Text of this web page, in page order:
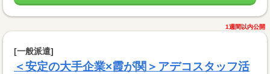
1週間以内公開
[一般派遣]
＜安定の大手企業×霞が関＞アデコスタッフ活